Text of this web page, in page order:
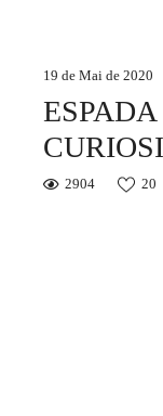
19 de Mai de 2020
2904 20